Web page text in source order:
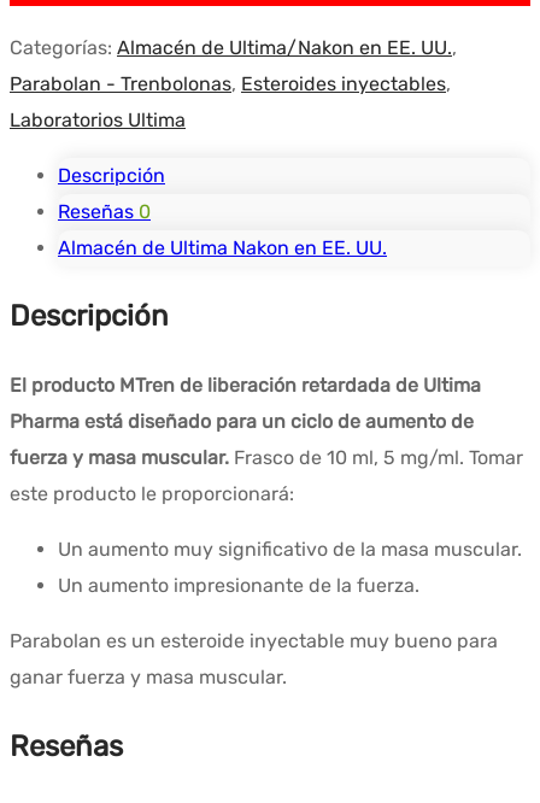
Categorías: Almacén de Ultima/Nakon en EE. UU.,
Parabolan - Trenbolonas, Esteroides inyectables,
Laboratorios Ultima
Descripción
Reseñas 0
Almacén de Ultima Nakon en EE. UU.
Descripción
El producto MTren de liberación retardada de Ultima
Pharma está diseñado para un ciclo de aumento de
fuerza y masa muscular. Frasco de 10 ml, 5 mg/ml. Tomar
este producto le proporcionará:
Un aumento muy significativo de la masa muscular.
Un aumento impresionante de la fuerza.
Parabolan es un esteroide inyectable muy bueno para
ganar fuerza y masa muscular.
Reseñas